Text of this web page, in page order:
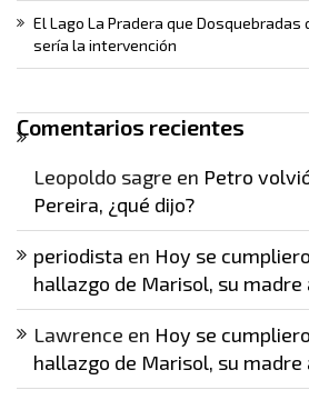
El Lago La Pradera que Dosquebradas
sería la intervención
Comentarios recientes
Leopoldo sagre en Petro
Pereira, ¿qué dijo?
periodista en Hoy se
hallazgo de Marisol, su madre
Lawrence en Hoy se
hallazgo de Marisol, su madre